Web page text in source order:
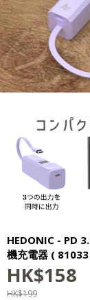
HEDONIC - PD
機充電器 (
HK$158
HK$199